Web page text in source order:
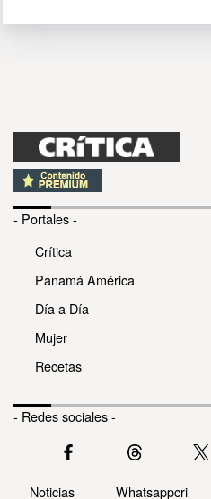
- Portales -
Crítica
Panamá América
Día a Día
Mujer
Recetas
- Redes sociales -
Noticias Whatsappcri